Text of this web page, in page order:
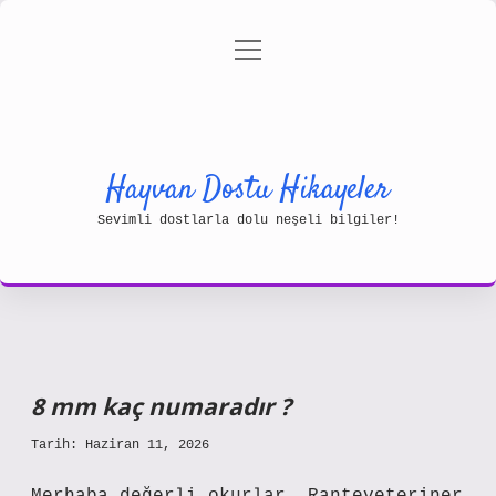
Gizlilik Politikası
menüyü
Hayvan Dostu Hikayeler
Sevimli dostlarla dolu neşeli bilgiler!
8 mm kaç numaradır ?
Tarih: Haziran 11, 2026